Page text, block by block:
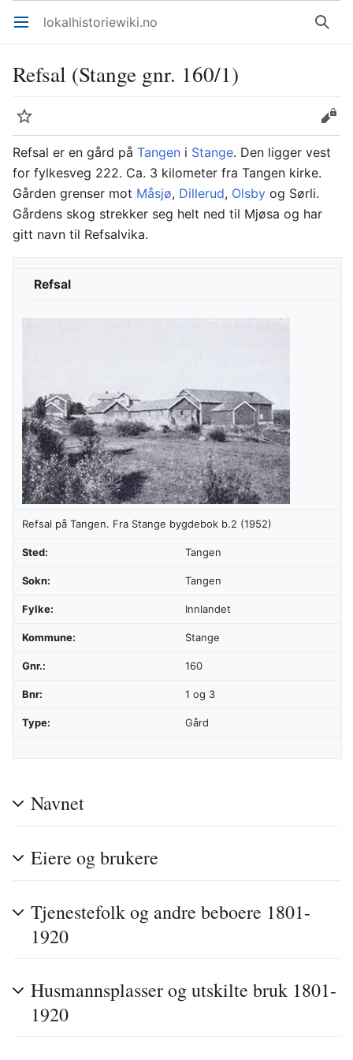
Åpne hovedmenyen lokalhistoriewiki.no Søk
Refsal (Stange gnr. 160/1)
Overvåk
Rediger
Refsal er en gård på Tangen i Stange. Den ligger vest
for fylkesveg 222. Ca. 3 kilometer fra Tangen kirke.
Gården grenser mot Måsjø, Dillerud, Olsby og Sørli.
Gårdens skog strekker seg helt ned til Mjøsa og har
gitt navn til Refsalvika.
Refsal
Refsal på Tangen. Fra Stange bygdebok b.2 (1952)
Sted: Tangen
Sokn: Tangen
Fylke: Innlandet
Kommune: Stange
Gnr.: 160
Bnr: 1 og 3
Type: Gård
Navnet
Eiere og brukere
Tjenestefolk og andre beboere 1801-
1920
Husmannsplasser og utskilte bruk 1801-
1920